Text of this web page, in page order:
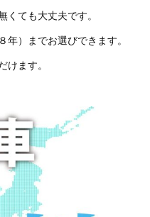
ても大丈夫です。
）までお選びできます。
けます。